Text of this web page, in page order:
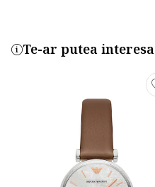
Te-ar putea interesa